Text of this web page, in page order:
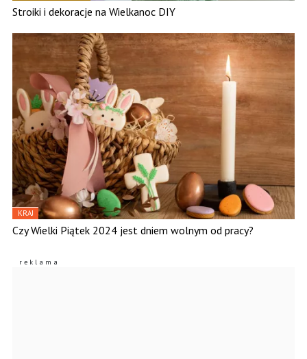
Stroiki i dekoracje na Wielkanoc DIY
KRAJ
Czy Wielki Piątek 2024 jest dniem wolnym od pracy?